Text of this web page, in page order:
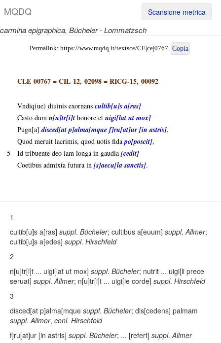
MQDQ Scansione metrica
carmina epigraphica, Bücheler - Lommatzsch
Permalink: https://www.mqdq.it/textsce/CE|ce|0767 Copia
CLE 00767=CIL 12, 02098=RICG-15, 00092
Vndiq(ue) diuinis exornans cultib[u]s a[ras]
Casto dum n[u]tr[i]t honore et uigi[lat ut mox]
Pugn[a]disced[at p]alma[mque f]ru[at]ur [in astris],
Quod meruit lacrimis, quod uotis fidapo[poscit],
5
Id tribuente deo iam longa in gaudia [cedit]
Coetibus admixta futura in [s]aecu[la sanctis].
1
cultib[u]s a[ras] suppl. Bücheler; cultibus a[euum] suppl.Allmer;
cultib[u]s a[edes] suppl. Hirschfeld
2
n[u]tr[i]t ... uigi[lat ut mox] suppl. Bücheler; nutrit ... uigi[li prece
seruat] suppl.Allmer; n[u]tr[i]t ... uigi[le corde] suppl. Hirschfeld
3
disced[at p]alma[mque suppl. Bücheler; dis[cedens] palmam
suppl. Allmer, coni. Hirschfeld
f]ru[at]ur [in astris] suppl. Bücheler; ... [refert] suppl.Allmer